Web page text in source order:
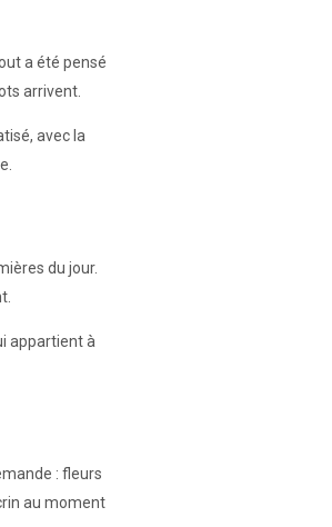
a été pensé
arrivent.
avec la
du jour.
appartient à
: fleurs
au moment